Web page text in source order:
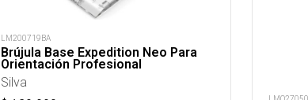
LM200719BA
Brújula Base Expedition Neo Para
Orientación Profesional
Silva